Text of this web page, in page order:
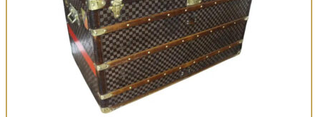
Quick View